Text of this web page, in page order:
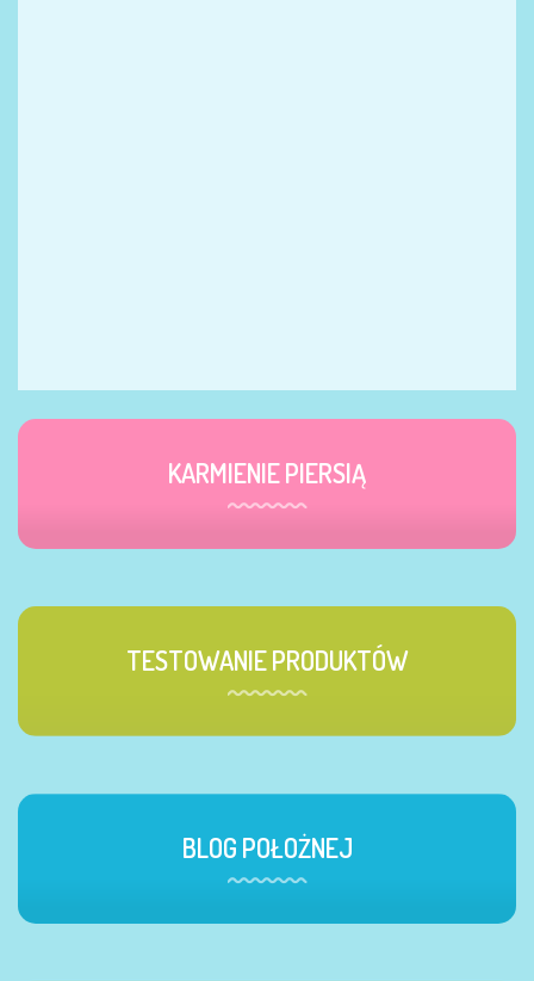
KARMIENIE PIERSIĄ
TESTOWANIE PRODUKTÓW
BLOG POŁOŻNEJ